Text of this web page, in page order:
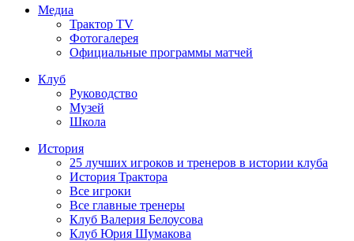
Медиа
Трактор TV
Фотогалерея
Официальные программы матчей
Клуб
Руководство
Музей
Школа
История
25 лучших игроков и тренеров в истории клуба
История Трактора
Все игроки
Все главные тренеры
Клуб Валерия Белоусова
Клуб Юрия Шумакова